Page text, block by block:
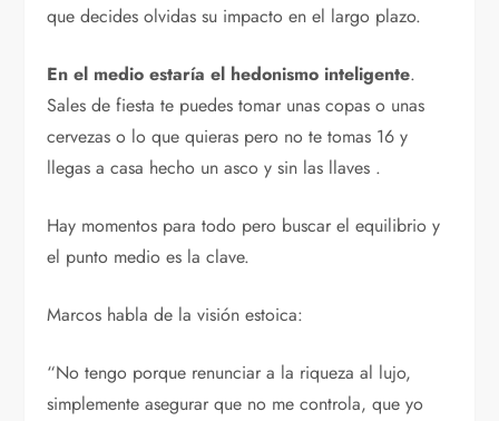
que decides olvidas su impacto en el largo plazo.
En el medio estaría el hedonismo inteligente.
Sales de fiesta te puedes tomar unas copas o unas
cervezas o lo que quieras pero no te tomas 16 y
llegas a casa hecho un asco y sin las llaves .
Hay momentos para todo pero buscar el equilibrio y
el punto medio es la clave.
Marcos habla de la visión estoica:
“No tengo porque renunciar a la riqueza al lujo,
simplemente asegurar que no me controla, que yo